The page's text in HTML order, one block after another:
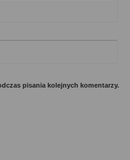
pisania kolejnych komentarzy.